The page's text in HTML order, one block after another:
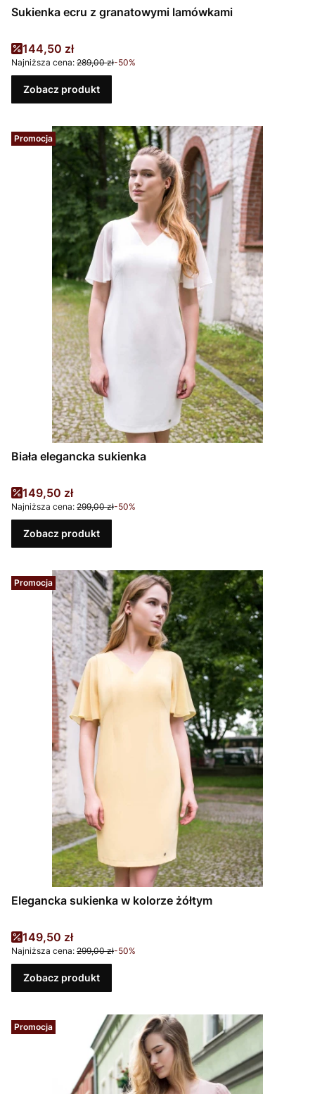
Sukienka ecru z granatowymi lamówkami
Cena promocyjna
144,50 zł
Najniższa cena: 289,00 zł-50%
Zobacz produkt
Promocja
Biała elegancka sukienka
Cena promocyjna
149,50 zł
Najniższa cena: 299,00 zł-50%
Zobacz produkt
Promocja
Elegancka sukienka w kolorze żółtym
Cena promocyjna
149,50 zł
Najniższa cena: 299,00 zł-50%
Zobacz produkt
Promocja